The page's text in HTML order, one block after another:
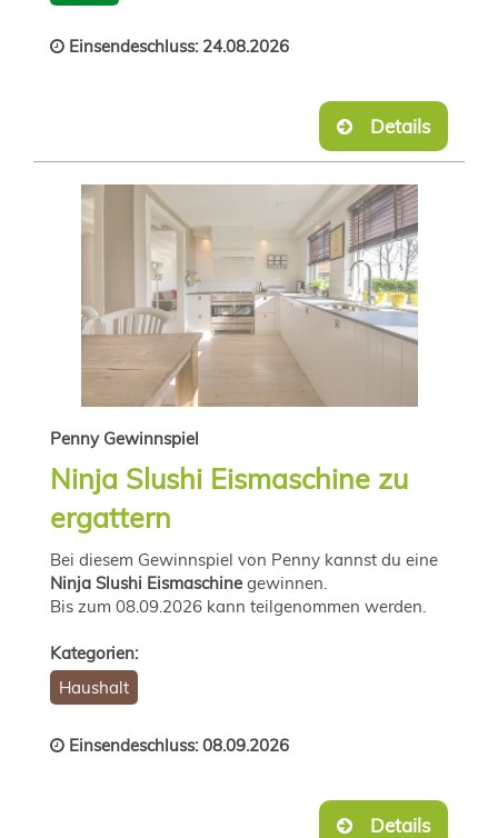
Einsendeschluss: 24.08.2026
Details
Penny Gewinnspiel
Ninja Slushi Eismaschine zu
ergattern
Bei diesem Gewinnspiel von Penny kannst du eine
Ninja Slushi Eismaschine gewinnen.
Bis zum 08.09.2026 kann teilgenommen werden.
Kategorien:
Haushalt
Einsendeschluss: 08.09.2026
Details